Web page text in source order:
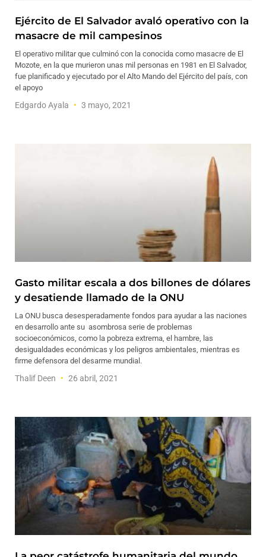
Ejército de El Salvador avaló operativo con la
masacre de mil campesinos
El operativo militar que culminó con la conocida como masacre de El
Mozote, en la que murieron unas mil personas en 1981 en El Salvador,
fue planificado y ejecutado por el Alto Mando del Ejército del país, con
el apoyo
Edgardo Ayala 3 mayo, 2021
Gasto militar escala a dos billones de dólares
y desatiende llamado de la ONU
La ONU busca desesperadamente fondos para ayudar a las naciones
en desarrollo ante su asombrosa serie de problemas
socioeconómicos, como la pobreza extrema, el hambre, las
desigualdades económicas y los peligros ambientales, mientras es
firme defensora del desarme mundial.
Thalif Deen 26 abril, 2021